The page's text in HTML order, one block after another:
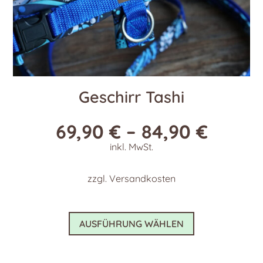
Geschirr Tashi
69,90€ – 84,90€
inkl. MwSt.
zzgl. Versandkosten
AUSFÜHRUNG WÄHLEN
Dieses
weist